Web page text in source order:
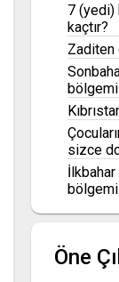
7 (yedi)
kaçtır?
Zaditen
sizce
Öne